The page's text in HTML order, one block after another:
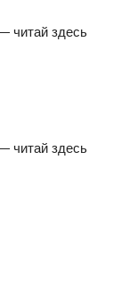
читай здесь
читай здесь